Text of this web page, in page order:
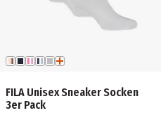
FILA Unisex Sneaker Socken
3er Pack